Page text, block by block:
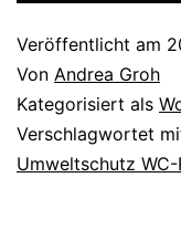
Veröffentlicht am
Von Andrea Groh
Kategorisiert als
Verschlagwortet
Umweltschutz WC-